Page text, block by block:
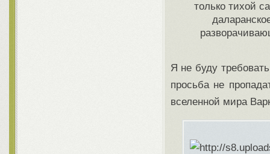
только тихой
Я не буду
просьба не
вселенной мира